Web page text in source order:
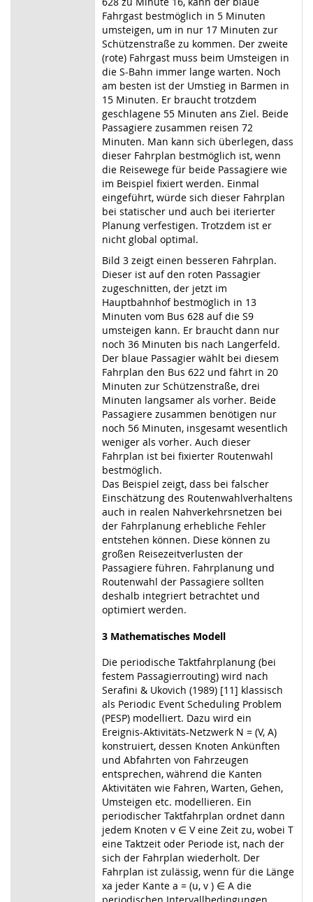
Fahrgast bestmöglich in 5 Minuten
umsteigen, um in nur 17 Minuten zur
Schützenstraße zu kommen. Der zweite
(rote) Fahrgast muss beim Umsteigen in
die S-Bahn immer lange warten. Noch
am besten ist der Umstieg in Barmen in
15 Minuten. Er braucht trotzdem
geschlagene 55 Minuten ans Ziel. Beide
Passagiere zusammen reisen 72
Minuten. Man kann sich überlegen, dass
dieser Fahrplan bestmöglich ist, wenn
die Reisewege für beide Passagiere wie
im Beispiel fixiert werden. Einmal
eingeführt, würde sich dieser Fahrplan
bei statischer und auch bei iterierter
Planung verfestigen. Trotzdem ist er
nicht global optimal.
Bild 3 zeigt einen besseren Fahrplan.
Dieser ist auf den roten Passagier
zugeschnitten, der jetzt im
Hauptbahnhof bestmöglich in 13
Minuten vom Bus 628 auf die S9
umsteigen kann. Er braucht dann nur
noch 36 Minuten bis nach Langerfeld.
Der blaue Passagier wählt bei diesem
Fahrplan den Bus 622 und fährt in 20
Minuten zur Schützenstraße, drei
Minuten langsamer als vorher. Beide
Passagiere zusammen benötigen nur
noch 56 Minuten, insgesamt wesentlich
weniger als vorher. Auch dieser
Fahrplan ist bei fixierter Routenwahl
bestmöglich.
Das Beispiel zeigt, dass bei falscher
Einschätzung des Routenwahlverhaltens
auch in realen Nahverkehrsnetzen bei
der Fahrplanung erhebliche Fehler
entstehen können. Diese können zu
großen Reisezeitverlusten der
Passagiere führen. Fahrplanung und
Routenwahl der Passagiere sollten
deshalb integriert betrachtet und
optimiert werden.
3 Mathematisches Modell
Die periodische Taktfahrplanung (bei
festem Passagierrouting) wird nach
Serafini & Ukovich (1989) [11] klassisch
als Periodic Event Scheduling Problem
(PESP) modelliert. Dazu wird ein
Ereignis-Aktivitäts-Netzwerk N = (V, A)
konstruiert, dessen Knoten Ankünften
und Abfahrten von Fahrzeugen
entsprechen, während die Kanten
Aktivitäten wie Fahren, Warten, Gehen,
Umsteigen etc. modellieren. Ein
periodischer Taktfahrplan ordnet dann
jedem Knoten v ∈ V eine Zeit zu, wobei T
eine Taktzeit oder Periode ist, nach der
sich der Fahrplan wiederholt. Der
Fahrplan ist zulässig, wenn für die Länge
xa jeder Kante a = (u, v ) ∈ A die